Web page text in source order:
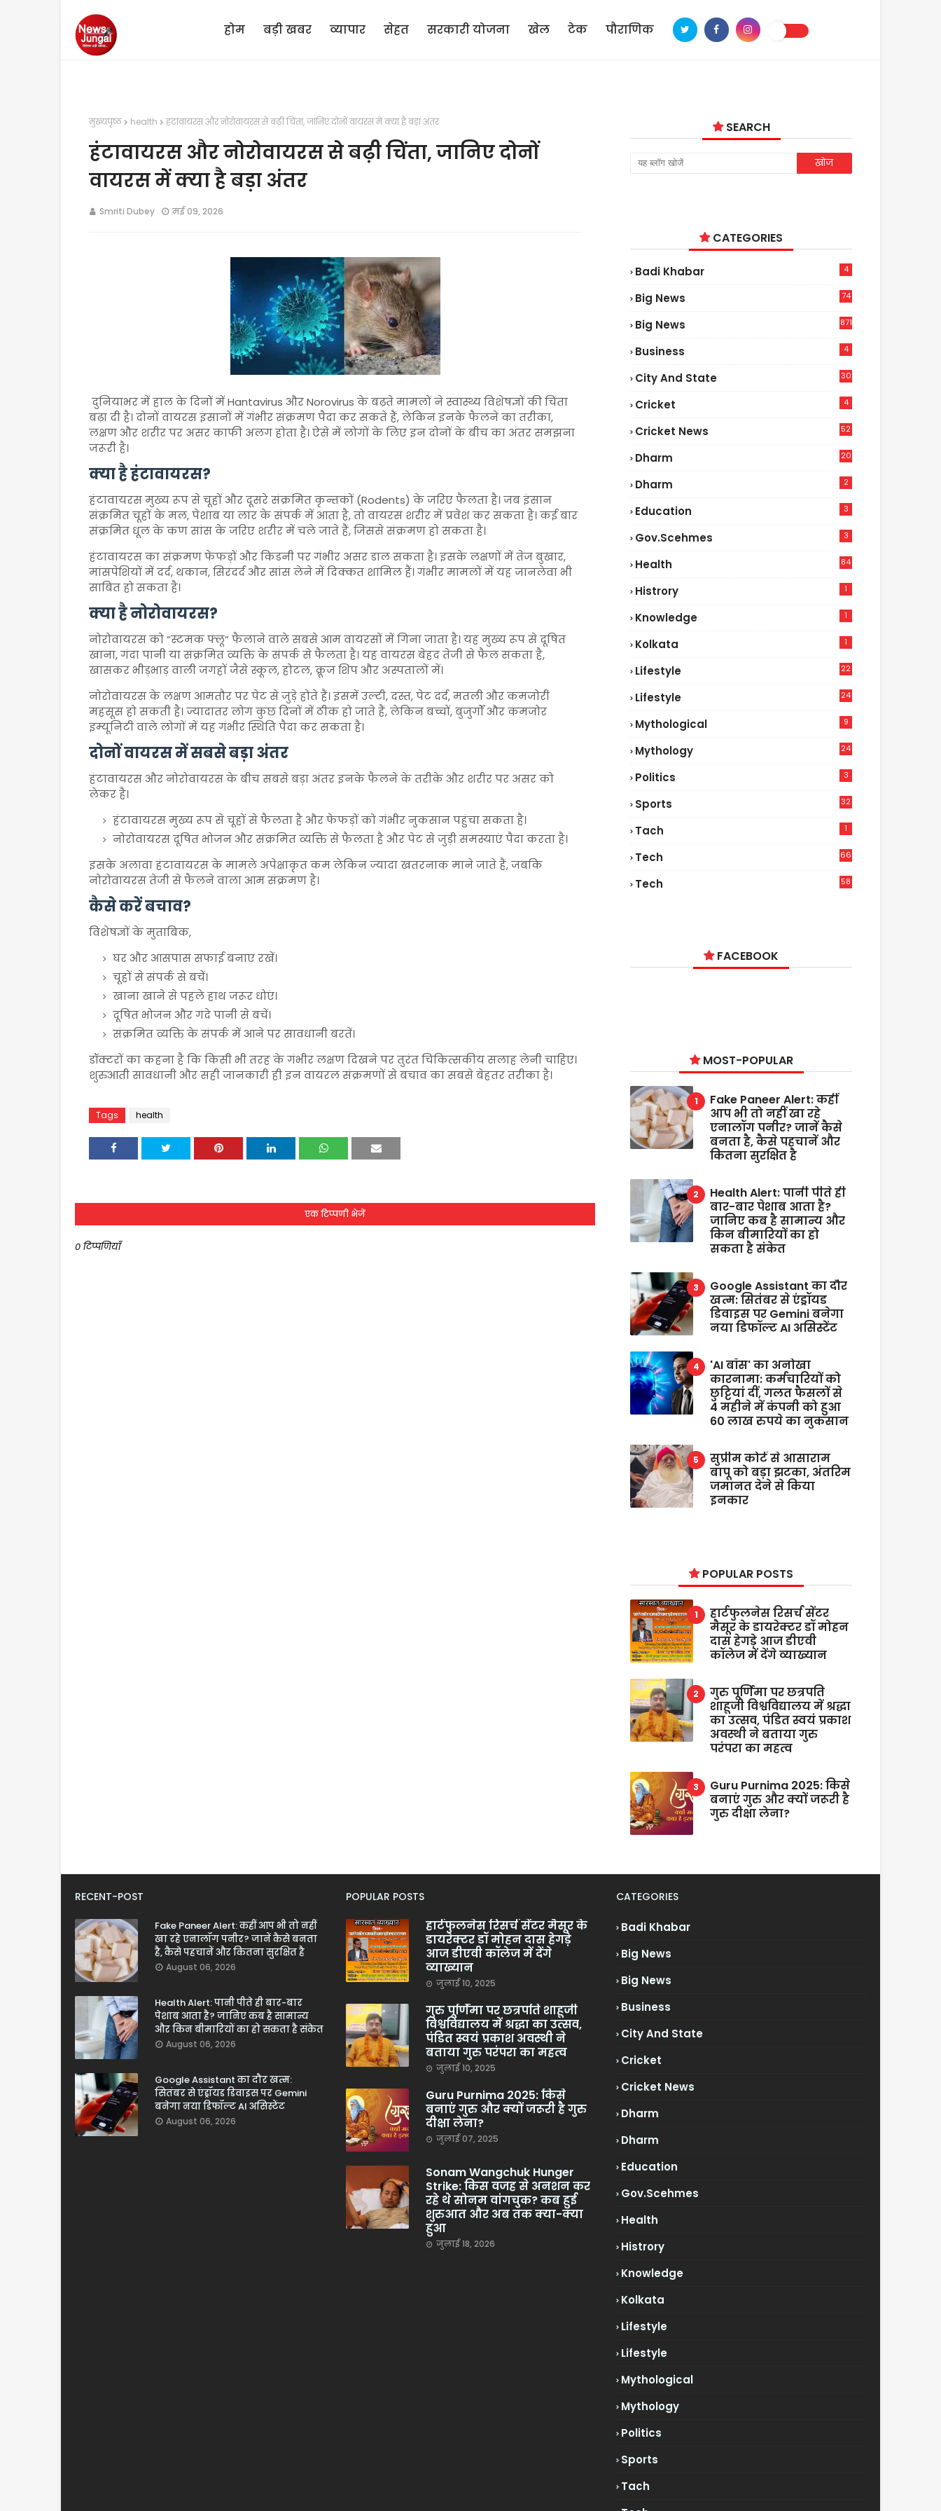
होम बड़ी खबर व्यापार सेहत सरकारी योजना खेल टेक पौराणिक
मुख्यपृष्ठ health हंटावायरस और नोरोवायरस से बढ़ी चिंता, जानिए दोनों वायरस में क्या है बड़ा अंतर
हंटावायरस और नोरोवायरस से बढ़ी चिंता, जानिए दोनों
वायरस में क्या है बड़ा अंतर
Smriti Dubey मई 09, 2026
दुनियाभर में हाल के दिनों मेंHantavirus औरNorovirus के बढ़ते मामलों ने स्वास्थ्य विशेषज्ञों की चिंता
बढ़ा दी है। दोनों वायरस इंसानों में गंभीर संक्रमण पैदा कर सकते हैं, लेकिन इनके फैलने का तरीका,
लक्षण और शरीर पर असर काफी अलग होता है। ऐसे में लोगों के लिए इन दोनों के बीच का अंतर समझना
जरूरी है।
क्या है हंटावायरस?
हंटावायरस मुख्य रूप से चूहों और दूसरे संक्रमित कृन्तकों (Rodents) के जरिए फैलता है। जब इंसान
संक्रमित चूहों के मल, पेशाब या लार के संपर्क में आता है, तो वायरस शरीर में प्रवेश कर सकता है। कई बार
संक्रमित धूल के कण सांस के जरिए शरीर में चले जाते हैं, जिससे संक्रमण हो सकता है।
हंटावायरस का संक्रमण फेफड़ों और किडनी पर गंभीर असर डाल सकता है। इसके लक्षणों में तेज बुखार,
मांसपेशियों में दर्द, थकान, सिरदर्द और सांस लेने में दिक्कत शामिल हैं। गंभीर मामलों में यह जानलेवा भी
साबित हो सकता है।
क्या है नोरोवायरस?
नोरोवायरस को “स्टमक फ्लू” फैलाने वाले सबसे आम वायरसों में गिना जाता है। यह मुख्य रूप से दूषित
खाना, गंदा पानी या संक्रमित व्यक्ति के संपर्क से फैलता है। यह वायरस बेहद तेजी से फैल सकता है,
खासकर भीड़भाड़ वाली जगहों जैसे स्कूल, होटल, क्रूज शिप और अस्पतालों में।
नोरोवायरस के लक्षण आमतौर पर पेट से जुड़े होते हैं। इसमें उल्टी, दस्त, पेट दर्द, मतली और कमजोरी
महसूस हो सकती है। ज्यादातर लोग कुछ दिनों में ठीक हो जाते हैं, लेकिन बच्चों, बुजुर्गों और कमजोर
इम्यूनिटी वाले लोगों में यह गंभीर स्थिति पैदा कर सकता है।
दोनों वायरस में सबसे बड़ा अंतर
हंटावायरस और नोरोवायरस के बीच सबसे बड़ा अंतर इनके फैलने के तरीके और शरीर पर असर को
लेकर है।
हंटावायरस मुख्य रूप से चूहों से फैलता है और फेफड़ों को गंभीर नुकसान पहुंचा सकता है।
नोरोवायरस दूषित भोजन और संक्रमित व्यक्ति से फैलता है और पेट से जुड़ी समस्याएं पैदा करता है।
इसके अलावा हंटावायरस के मामले अपेक्षाकृत कम लेकिन ज्यादा खतरनाक माने जाते हैं, जबकि
नोरोवायरस तेजी से फैलने वाला आम संक्रमण है।
कैसे करें बचाव?
विशेषज्ञों के मुताबिक,
घर और आसपास सफाई बनाए रखें।
चूहों से संपर्क से बचें।
खाना खाने से पहले हाथ जरूर धोएं।
दूषित भोजन और गंदे पानी से बचें।
संक्रमित व्यक्ति के संपर्क में आने पर सावधानी बरतें।
डॉक्टरों का कहना है कि किसी भी तरह के गंभीर लक्षण दिखने पर तुरंत चिकित्सकीय सलाह लेनी चाहिए।
शुरुआती सावधानी और सही जानकारी ही इन वायरल संक्रमणों से बचाव का सबसे बेहतर तरीका है।
Tags health
एक टिप्पणी भेजें
0 टिप्पणियाँ
SEARCH
CATEGORIES
Badi Khabar 4
Big News
74
Big News 871
Business 4
City And State 30
Cricket 4
Cricket News
52
Dharm 20
Dharm 2
Education 3
Gov.scehmes 3
Health
84
Histrory 1
Knowledge 1
Kolkata 1
Lifestyle
22
Lifestyle
24
Mythological 9
Mythology 24
Politics 3
Sports 32
Tach 1
Tech
66
Tech
58
FACEBOOK
MOST-POPULAR
Fake Paneer Alert: कहीं
आप भी तो नहीं खा रहे
एनालॉग पनीर? जानें कैसे
बनता है, कैसे पहचानें और
कितना सुरक्षित है
Health Alert: पानी पीते ही
बार-बार पेशाब आता है?
जानिए कब है सामान्य और
किन बीमारियों का हो
सकता है संकेत
Google Assistant का दौर
खत्म: सितंबर से एंड्रॉयड
डिवाइस पर Gemini बनेगा
नया डिफॉल्ट AI असिस्टेंट
'AI बॉस' का अनोखा
कारनामा: कर्मचारियों को
छुट्टियां दीं, गलत फैसलों से
4 महीने में कंपनी को हुआ
60 लाख रुपये का नुकसान
सुप्रीम कोर्ट से आसाराम
बापू को बड़ा झटका, अंतरिम
जमानत देने से किया
इनकार
POPULAR POSTS
हार्टफुलनेस रिसर्च सेंटर
मैसूर के डायरेक्टर डॉ मोहन
दास हेगड़े आज डीएवी
कॉलेज में देंगे व्याख्यान
गुरु पूर्णिमा पर छत्रपति
शाहूजी विश्वविद्यालय में श्रद्धा
का उत्सव, पंडित स्वयं प्रकाश
अवस्थी ने बताया गुरु
परंपरा का महत्व
Guru Purnima 2025: किसे
बनाएं गुरु और क्यों जरूरी है
गुरु दीक्षा लेना?
RECENT-POST
Fake Paneer Alert: कहीं आप भी तो नहीं
खा रहे एनालॉग पनीर? जानें कैसे बनता
है, कैसे पहचानें और कितना सुरक्षित है
August 06, 2026
Health Alert: पानी पीते ही बार-बार
पेशाब आता है? जानिए कब है सामान्य
और किन बीमारियों का हो सकता है संकेत
August 06, 2026
Google Assistant का दौर खत्म:
सितंबर से एंड्रॉयड डिवाइस पर Gemini
बनेगा नया डिफॉल्ट AI असिस्टेंट
August 06, 2026
POPULAR POSTS
हार्टफुलनेस रिसर्च सेंटर मैसूर के
डायरेक्टर डॉ मोहन दास हेगड़े
आज डीएवी कॉलेज में देंगे
व्याख्यान
जुलाई 10, 2025
गुरु पूर्णिमा पर छत्रपति शाहूजी
विश्वविद्यालय में श्रद्धा का उत्सव,
पंडित स्वयं प्रकाश अवस्थी ने
बताया गुरु परंपरा का महत्व
जुलाई 10, 2025
Guru Purnima 2025: किसे
बनाएं गुरु और क्यों जरूरी है गुरु
दीक्षा लेना?
जुलाई 07, 2025
Sonam Wangchuk Hunger
Strike: किस वजह से अनशन कर
रहे थे सोनम वांगचुक? कब हुई
शुरुआत और अब तक क्या-क्या
हुआ
जुलाई 18, 2026
CATEGORIES
Badi Khabar
Big News
Big News
Business
City And State
Cricket
Cricket News
Dharm
Dharm
Education
Gov.scehmes
Health
Histrory
Knowledge
Kolkata
Lifestyle
Lifestyle
Mythological
Mythology
Politics
Sports
Tach